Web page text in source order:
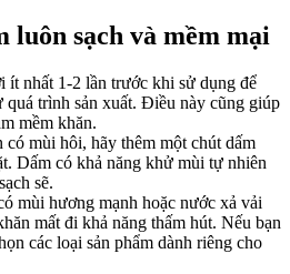
luôn sạch và mềm mại
ít nhất 1-2 lần trước khi sử dụng để
quá trình sản xuất. Điều này cũng giúp
mềm khăn.
có mùi hôi, hãy thêm một chút dấm
Dấm có khả năng khử mùi tự nhiên
sẽ.
mùi hương mạnh hoặc nước xả vải
mất đi khả năng thấm hút. Nếu bạn
các loại sản phẩm dành riêng cho